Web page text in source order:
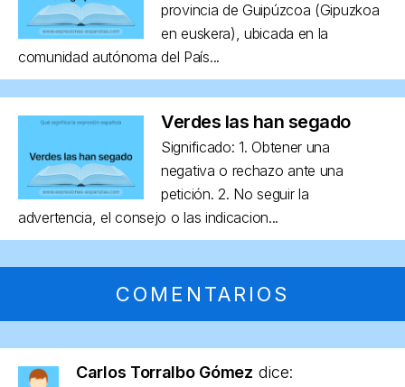
provincia de Guipúzcoa (Gipuzkoa
en euskera), ubicada en la
comunidad autónoma del País...
Verdes las han segado
Significado: 1. Obtener una
negativa o rechazo ante una
petición. 2. No seguir la
advertencia, el consejo o las indicacion...
COMENTARIOS
Carlos Torralbo Gómez dice: